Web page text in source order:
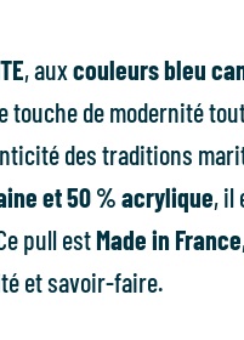
, auxcouleurs bleu
touche de modernité
des traditions
et 50 % acrylique, il
pull estMade in France
et savoir-faire.